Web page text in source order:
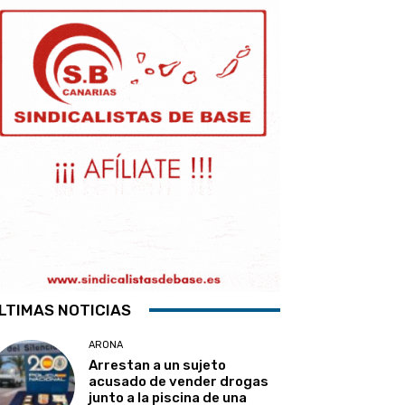
NOTICIAS
ARONA
Arrestan a un sujeto
acusado de vender drogas
junto a la piscina de una